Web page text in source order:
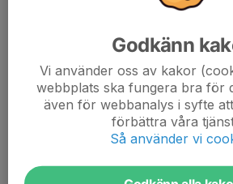
start så om man får förhinder,
Ta med fotbollsskor, benskydd och
Välkomna!
Godkänn
Vi använder oss av kakor
webbplats ska fungera bra för
även för webbanalys i syfte
förbättra våra
Så använder vi